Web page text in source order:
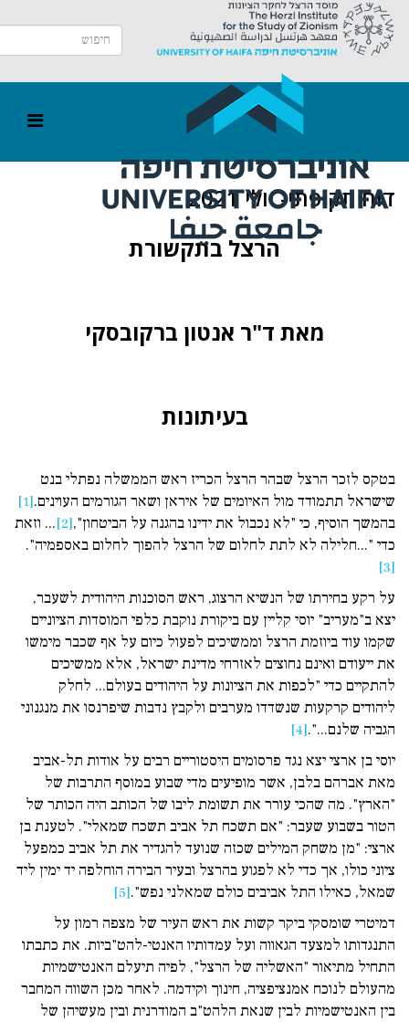
דוח תקופתי- יולי 2021
הרצל בתקשורת
מאת ד"ר אנטון ברקובסקי
בעיתונות
בטקס לזכר הרצל שבהר הרצל הכריז ראש הממשלה נפתלי בנט
שישראל תתמודד מול האיומים של איראן ושאר הגורמים העוינים.[1]
בהמשך הוסיף, כי "לא נכבול את ידינו בהגנה על הביטחון",[2]
... וזאת
כדי "...חלילה לא לתת לחלום של הרצל להפוך לחלום באספמיה".
[3]
על רקע בחירתו של הנשיא הרצוג, ראש הסוכנות היהודית לשעבר,
יצא ב"מעריב" יוסי קליין עם ביקורת נוקבת כלפי המוסדות הציוניים
שקמו עוד ביוזמת הרצל וממשיכים לפעול כיום על אף שכבר מימשו
את ייעודם ואינם נחוצים לאזרחי מדינת ישראל, אלא ממשיכים
להתקיים כדי "לכפות את הציונות על היהודים בעולם... לחלק
ליהודים קרקעות שנשדדו מערבים ולקבץ נדבות שיפרנסו את מנגנוני
הגביה שלנם...".[4]
יוסי בן ארצי יצא נגד פרסומים היסטוריים רבים על אודות תל-אביב
מאת אברהם בלבן, אשר מופיעים מדי שבוע במוסף התרבות של
"הארץ". מה שהכי עורר את תשומת ליבו של הכותב היה הכותר של
הטור בשבוע שעבר: "אם תשכח תל אביב תשכח שמאלי". לטענת בן
ארצי: "מן משחק המילים שכזה שנועד להגדיר את תל אביב כמפעל
ציוני כולו, אך כדי לא לפגוע בהרצל ובעיר הבירה הוחלפה יד ימין ליד
שמאל, כאילו התל אביבים כולם שמאלני נפש".[5]
דמיטרי שומסקי ביקר קשות את ראש העיר של מצפה רמון על
התנגדותו למצעד הגאווה ועל עמדותיו האנטי-להט"ביות. את כתבתו
התחיל מתיאור "האשליה של הרצל", לפיה תיעלם האנטישמיות
מהעולם לנוכח אמנציפציה, חינוך וקידמה. לאחר מכן השווה המחבר
בין האנטישמיות לבין שנאת הלהט"ב המודרנית ובין מעשיהן של